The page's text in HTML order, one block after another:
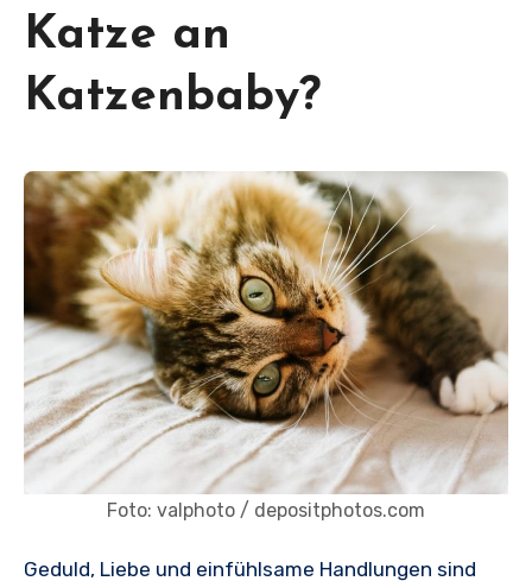
Katze an
Katzenbaby?
Foto: valphoto / depositphotos.com
Geduld, Liebe und einfühlsame Handlungen sind